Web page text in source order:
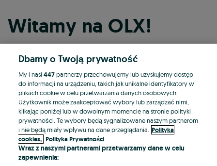
Witamy na OLX!
Kontynuuj przez Facebooka
Kontynuuj przez konto Apple
Kontynuuj przez konto Google
LUB
Dbamy o Twoją prywatność
My i nasi447partnerzy przechowujemy lub uzyskujemy dostęp
do informacji na urządzeniu, takich jak unikalne identyfikatory w
plikach cookie w celu przetwarzania danych osobowych.
Użytkownik może zaakceptować wybory lub zarządzać nimi,
klikając poniżej lub w dowolnym momencie na stronie polityki
prywatności. Te wybory będą sygnalizowane naszym partnerom
i nie będą miały wpływu na dane przeglądania. Polityka
cookies, Polityka Prywatności
Wraz z naszymi partnerami przetwarzamy dane w celu
zapewnienia: